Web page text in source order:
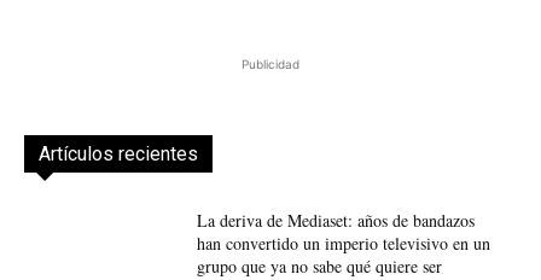
Publicidad
Artículos recientes
La deriva de Mediaset: años de bandazos
han convertido un imperio televisivo en un
grupo que ya no sabe qué quiere ser